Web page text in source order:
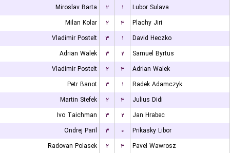
Miroslav Barta
۲ ۱
Lubor Sulava
Milan Kolar
۲ ۳
Plachy Jiri
Vladimir Postelt
۳ ۱
David Heczko
Adrian Walek
۳ ۲
Samuel Byrtus
Vladimir Postelt
۲ ۳
Adrian Walek
Petr Banot
۳ ۱
Radek Adamczyk
Martin Stefek
۲ ۳
Julius Didi
Ivo Taichman
۳ ۲
Jan Hrabec
Ondrej Paril
۳ ۰
Prikasky Libor
Radovan Polasek
۲ ۳
Pavel Wawrosz